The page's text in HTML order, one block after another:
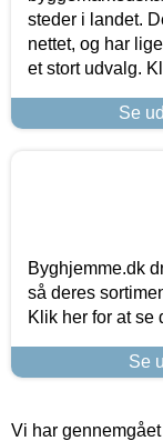
steder i landet.
nettet, og har
et stort udvalg.
Se
Byghjemme.dk
så deres
Klik her for at se
Se
Vi har